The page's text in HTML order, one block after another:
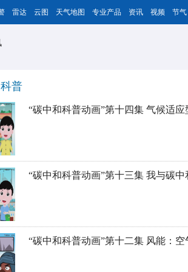
雷达 云图 天气地图 专业产品 资讯 视频 节气
普
“碳中和科普动画”第十四集 气候适应
“碳中和科普动画”第十三集 我与碳
“碳中和科普动画”第十二集 风能：空